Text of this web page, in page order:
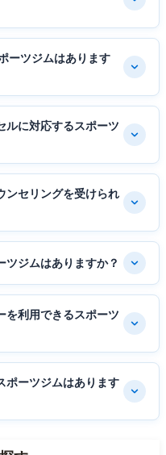
ーツジムはあります
ルに対応するスポーツ
ンセリングを受けられ
ツジムはありますか？
を利用できるスポーツ
ポーツジムはあります